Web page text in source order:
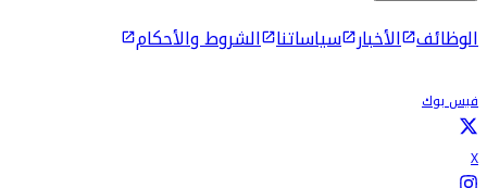
الوظائف الأخبار سياساتنا الشروط والأحكام
فيس بوك
X